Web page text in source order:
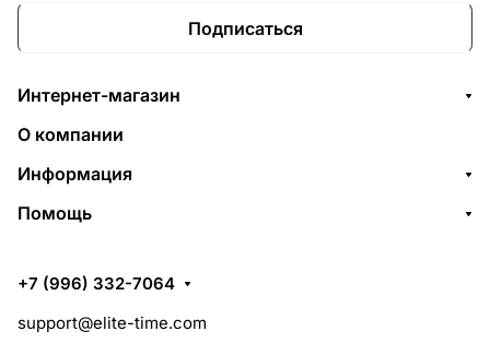
Подписаться
Интернет-магазин
О компании
Информация
Помощь
+7 (996) 332-7064
support@elite-time.com